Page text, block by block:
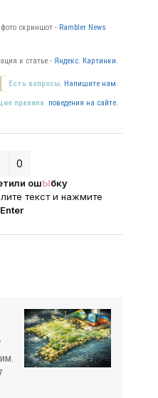
скриншот - Rambler News
к статье - Яндекс. Картинки.
Есть вопросы. Напишите нам.
правила поведения на сайте.
ошЫбку
текст и нажмите
0